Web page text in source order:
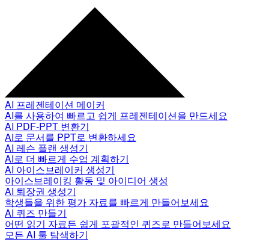
AI 프레젠테이션 메이커
AI를 사용하여 빠르고 쉽게 프레젠테이션을 만드세요
AI PDF-PPT 변환기
AI로 문서를 PPT로 변환하세요
AI 레슨 플랜 생성기
AI로 더 빠르게 수업 계획하기
AI 아이스브레이커 생성기
아이스브레이킹 활동 및 아이디어 생성
AI 퇴장권 생성기
학생들을 위한 평가 자료를 빠르게 만들어보세요
AI 퀴즈 만들기
어떤 읽기 자료든 쉽게 포괄적인 퀴즈로 만들어보세요
모든 AI 툴 탐색하기